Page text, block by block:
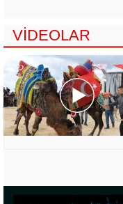
VİDEOLAR